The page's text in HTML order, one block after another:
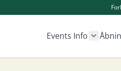
Events Info